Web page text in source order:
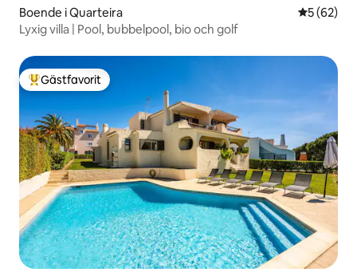
Boende i Quarteira 5 av 5 i
5 (62)
Lyxig villa | Pool, bubbelpool, bio och golf
Populär gästfavorit
Gästfavorit